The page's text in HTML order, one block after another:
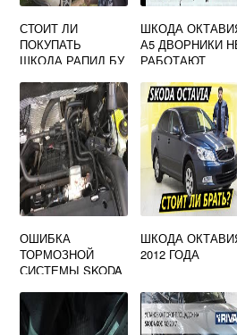
СТОИТ ЛИ
ПОКУПАТЬ
ШКОДА РАПИД БУ
ШКОДА
А5 ДВОРНИКИ
РАБОТАЮТ
ОШИБКА
ТОРМОЗНОЙ
СИСТЕМЫ SKODA
ШКОДА
2012 ГОДА